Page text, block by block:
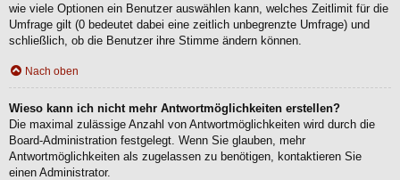
wie viele Optionen ein Benutzer auswählen kann, welches Zeitlimit für die
Umfrage gilt (0 bedeutet dabei eine zeitlich unbegrenzte Umfrage) und
schließlich, ob die Benutzer ihre Stimme ändern können.
Nach oben
Wieso kann ich nicht mehr Antwortmöglichkeiten erstellen?
Die maximal zulässige Anzahl von Antwortmöglichkeiten wird durch die
Board-Administration festgelegt. Wenn Sie glauben, mehr
Antwortmöglichkeiten als zugelassen zu benötigen, kontaktieren Sie
einen Administrator.